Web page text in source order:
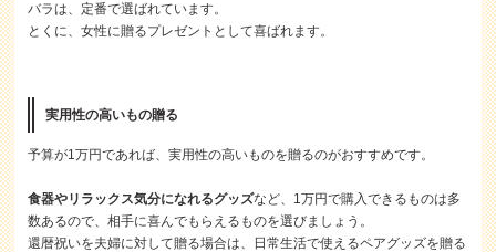
バラは、定番で選ばれています。
とくに、女性に贈るプレゼントとして喜ばれます。
実用性の高いもの贈る
予算が1万円であれば、実用性の高いものを贈るのがおすすめです。
食器やリラックス気分になれるグッズなど、1万円で購入できるものは多
数あるので、相手に喜んでもらえるものを選びましょう。
還暦祝いを夫婦に対して贈る場合は、日常生活で使えるペアグッズを贈る